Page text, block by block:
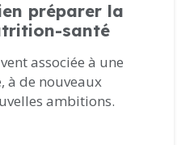
préparer la
santé
associée à une
à de nouveaux
ambitions.